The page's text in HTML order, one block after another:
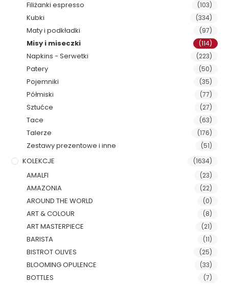
Filiżanki espresso (103)
Kubki (334)
Maty i podkładki (97)
Misy i miseczki (114)
Napkins - Serwetki (223)
Patery (50)
Pojemniki (35)
Półmiski (77)
Sztućce (27)
Tace (63)
Talerze (176)
Zestawy prezentowe i inne (51)
KOLEKCJE (1634)
AMALFI (23)
AMAZONIA (22)
AROUND THE WORLD (0)
ART & COLOUR (8)
ART MASTERPIECE (21)
BARISTA (11)
BISTROT OLIVES (25)
BLOOMING OPULENCE (33)
BOTTLES (7)